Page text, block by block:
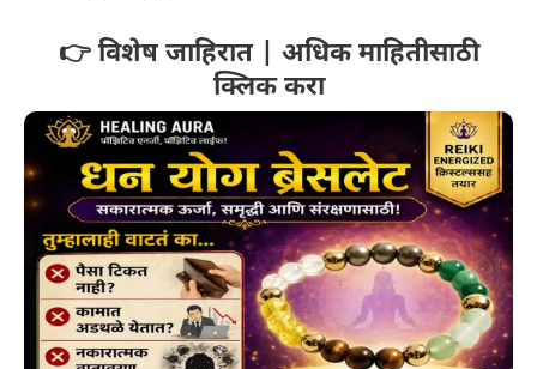
👉 विशेष जाहिरात | अधिक माहितीसाठी
क्लिक करा